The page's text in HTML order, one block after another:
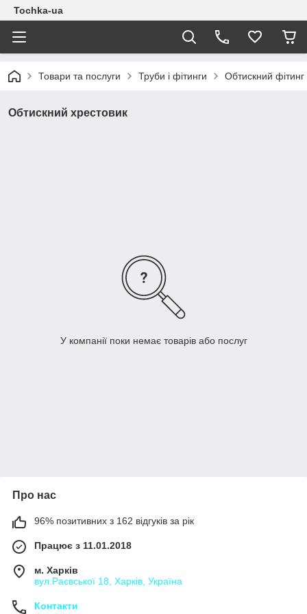
Tochka-ua
Товари та послуги Труби і фітинги Обтискний фітинг
Обтискний хрестовик
У компанії поки немає товарів або послуг
Про нас
96% позитивних з 162 відгуків за рік
Працює з 11.01.2018
м. Харків
вул.Раєвської 18, Харків, Україна
Контакти